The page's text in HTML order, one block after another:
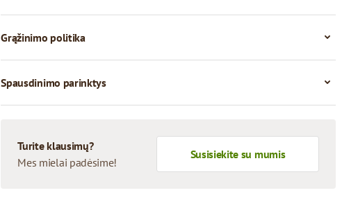
Grąžinimo politika
Spausdinimo parinktys
Turite klausimų?
Mes mielai padėsime!
Susisiekite su mumis